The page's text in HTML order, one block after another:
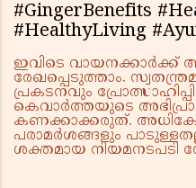
#GingerBenefits
#HealthyLiving
ഇവിടെ വായനക്കാർക്ക്
രേഖപ്പെടുത്താം.
പ്രകടനവും
കെവാർത്തയുടെ
കണക്കാക്കരുത്.
പരാമർശങ്ങളും
ശക്തമായ നിയമനടപടി